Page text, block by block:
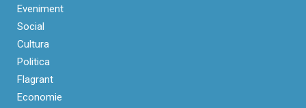
Eveniment
Social
Cultura
Politica
Flagrant
Economie